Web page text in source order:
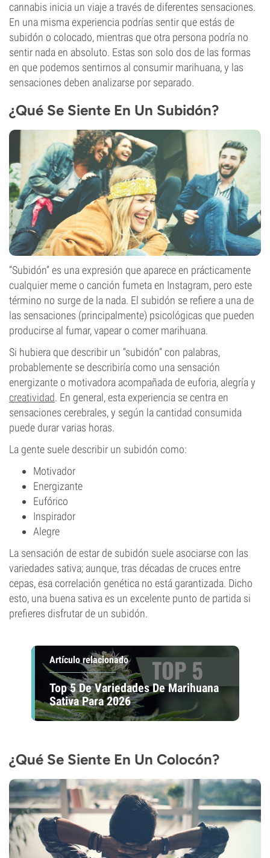
cannabis inicia un viaje a través de diferentes sensaciones.
En una misma experiencia podrías sentir que estás de
subidón o colocado, mientras que otra persona podría no
sentir nada en absoluto. Estas son solo dos de las formas
en que podemos sentirnos al consumir marihuana, y las
sensaciones deben analizarse por separado.
¿Qué Se Siente En Un Subidón?
“Subidón” es una expresión que aparece en prácticamente
cualquier meme o canción fumeta en Instagram, pero este
término no surge de la nada. El subidón se refiere a una de
las sensaciones (principalmente) psicológicas que pueden
producirse al fumar, vapear o comer marihuana.
Si hubiera que describir un “subidón” con palabras,
probablemente se describiría como una sensación
energizante o motivadora acompañada de euforia, alegría y
creatividad. En general, esta experiencia se centra en
sensaciones cerebrales, y según la cantidad consumida
puede durar varias horas.
La gente suele describir un subidón como:
Motivador
Energizante
Eufórico
Inspirador
Alegre
La sensación de estar de subidón suele asociarse con las
variedades sativa; aunque, tras décadas de cruces entre
cepas, esa correlación genética no está garantizada. Dicho
esto, una buena sativa es un excelente punto de partida si
prefieres disfrutar de un subidón.
Artículo relacionado
Top 5 De Variedades De Marihuana
Sativa Para 2026
¿Qué Se Siente En Un Colocón?